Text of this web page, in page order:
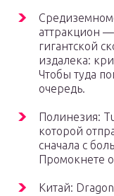
аттракцион
гигантской
издалека:
Чтобы туда
очередь.
Полинезия:
которой
сначала с
Промокнете
Китай: